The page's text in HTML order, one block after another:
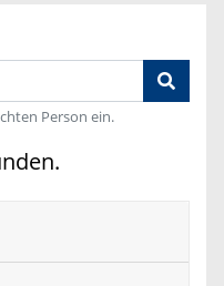
Person ein.